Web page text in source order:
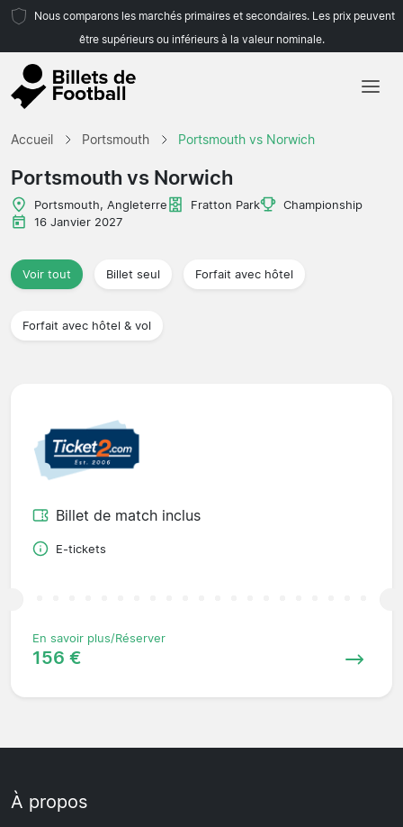
Nous comparons les marchés primaires et secondaires. Les prix peuvent
être supérieurs ou inférieurs à la valeur nominale.
Accueil Portsmouth Portsmouth vs Norwich
Portsmouth vs Norwich
Portsmouth, Angleterre Fratton Park
Championship
16 Janvier 2027
Voir tout Billet seul Forfait avec hôtel
Forfait avec hôtel & vol
Billet de match inclus
E-tickets
En savoir plus/Réserver
156 €
À propos